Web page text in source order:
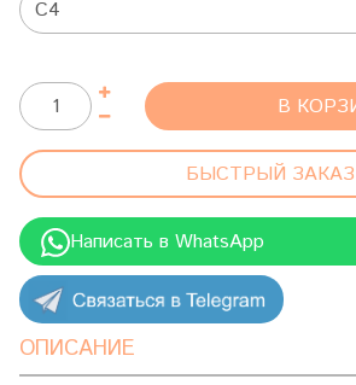
В
БЫСТРЫЙ ЗАКАЗ
Написать в WhatsApp
ОПИСАНИЕ